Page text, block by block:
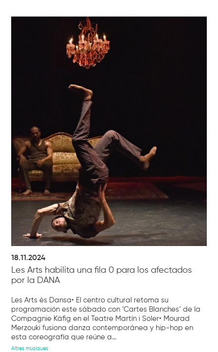
18.11.2024
Les Arts habilita una fila 0 para los afectados
por la DANA
Les Arts ès Dansa• El centro cultural retoma su
programación este sábado con ‘Cartes Blanches’ de la
Compagnie Käfig en el Teatre Martín i Soler• Mourad
Merzouki fusiona danza contemporánea y hip-hop en
esta coreografía que reúne a...
Altres músiques